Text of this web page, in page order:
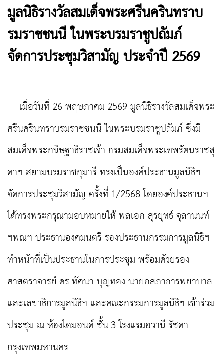
มูลนิธิรางวัลสมเด็จพระศรีนครินทราบ
รมราชชนนี ในพระบรมราชูปถัมภ์
จัดการประชุมวิสามัญ ประจำปี 2569
เมื่อวันที่ 26 พฤษภาคม 2569 มูลนิธิรางวัลสมเด็จพระ
ศรีนครินทราบรมราชชนนี ในพระบรมราชูปถัมภ์ ซึ่งมี
สมเด็จพระกนิษฐาธิราชเจ้า กรมสมเด็จพระเทพรัตนราชสุ
ดาฯ สยามบรมราชกุมารี ทรงเป็นองค์ประธานมูลนิธิฯ
จัดการประชุมวิสามัญ ครั้งที่ 1/2568 โดยองค์ประธานฯ
ได้ทรงพระกรุณามอบหมายให้ พลเอก สุรยุทธ์ จุลานนท์
ฯพณฯ ประธานองคมนตรี รองประธานกรรมการมูลนิธิฯ
ทำหน้าที่เป็นประธานในการประชุม พร้อมด้วยรอง
ศาสตราจารย์ ดร.ทัศนา บุญทอง นายกสภาการพยาบาล
และเลขาธิการมูลนิธิฯ และคณะกรรมการมูลนิธิฯ เข้าร่วม
ประชุม ณ ห้องไดมอนด์ ชั้น 3 โรงแรมอวานี รัชดา
กรุงเทพมหานคร